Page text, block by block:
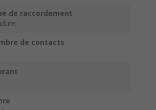
de raccordement
de contacts